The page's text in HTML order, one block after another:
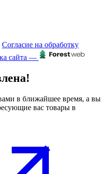
Согласие на обработку
сайта —
в ближайшее время, а вы
вас товары в